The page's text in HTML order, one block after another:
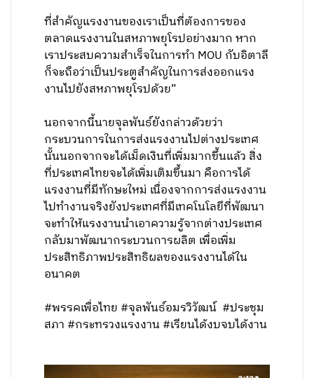
ที่สำคัญแรงงานของเราเป็นที่ต้องการของ
ตลาดแรงงานในสหภาพยุโรปอย่างมาก หาก
เราประสบความสำเร็จในการทำ MOU กับอิตาลี
ก็จะถือว่าเป็นประตูสำคัญในการส่งออกแรง
งานไปยังสหภาพยุโรปด้วย”
นอกจากนี้นายจุลพันธ์ยังกล่าวด้วยว่า
กระบวนการในการส่งแรงงานไปต่างประเทศ
นั้นนอกจากจะได้เม็ดเงินที่เพิ่มมากขึ้นแล้ว สิ่ง
ที่ประเทศไทยจะได้เพิ่มเติมขึ้นมา คือการได้
แรงงานที่มีทักษะใหม่ เนื่องจากการส่งแรงงาน
ไปทำงานจริงยังประเทศที่มีเทคโนโลยีที่พัฒนา
จะทำให้แรงงานนำเอาความรู้จากต่างประเทศ
กลับมาพัฒนากระบวนการผลิต เพื่อเพิ่ม
ประสิทธิภาพประสิทธิผลของแรงงานได้ใน
อนาคต
#พรรคเพื่อไทย #จุลพันธ์อมรวิวัฒน์ #ประชุม
สภา #กระทรวงแรงงาน #เรียนได้งบจบได้งาน